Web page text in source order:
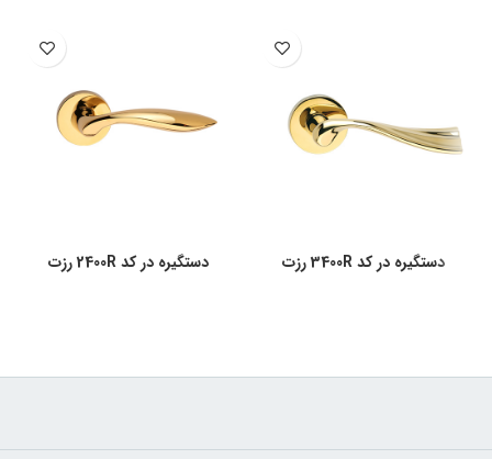
دستگیره در کد 3400R رزت دستگیره در کد 2400R رزت